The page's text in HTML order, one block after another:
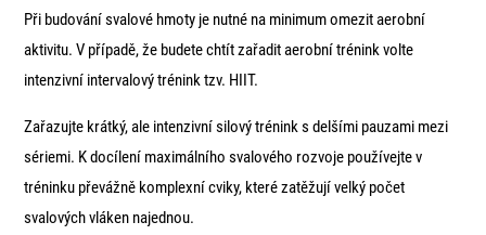
Při budování svalové hmoty je nutné na minimum omezit aerobní
aktivitu. V případě, že budete chtít zařadit aerobní trénink volte
intenzivní intervalový trénink tzv. HIIT.
Zařazujte krátký, ale intenzivní silový trénink s delšími pauzami mezi
sériemi. K docílení maximálního svalového rozvoje používejte v
tréninku převážně komplexní cviky, které zatěžují velký počet
svalových vláken najednou.